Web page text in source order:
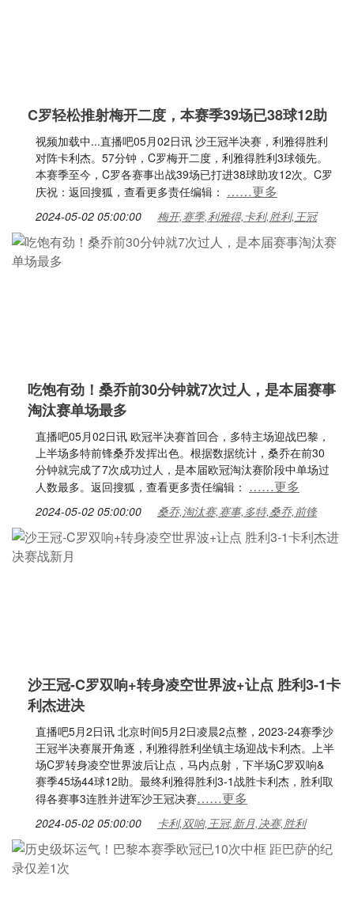
C罗轻松推射梅开二度，本赛季39场已38球12助
视频加载中...直播吧05月02日讯 沙王冠半决赛，利雅得胜利
对阵卡利杰。57分钟，C罗梅开二度，利雅得胜利3球领先。
本赛季至今，C罗各赛事出战39场已打进38球助攻12次。C罗
庆祝：返回搜狐，查看更多责任编辑： ……更多
2024-05-02 05:00:00 梅开,赛季,利雅得,卡利,胜利,王冠
吃饱有劲！桑乔前30分钟就7次过人，是本届赛事
淘汰赛单场最多
直播吧05月02日讯 欧冠半决赛首回合，多特主场迎战巴黎，
上半场多特前锋桑乔发挥出色。根据数据统计，桑乔在前30
分钟就完成了7次成功过人，是本届欧冠淘汰赛阶段中单场过
人数最多。返回搜狐，查看更多责任编辑： ……更多
2024-05-02 05:00:00 桑乔,淘汰赛,赛事,多特,桑乔,前锋
沙王冠-C罗双响+转身凌空世界波+让点 胜利3-1卡
利杰进决
直播吧5月2日讯 北京时间5月2日凌晨2点整，2023-24赛季沙
王冠半决赛展开角逐，利雅得胜利坐镇主场迎战卡利杰。上半
场C罗转身凌空世界波后让点，马内点射，下半场C罗双响&
赛季45场44球12助。最终利雅得胜利3-1战胜卡利杰，胜利取
得各赛事3连胜并进军沙王冠决赛……更多
2024-05-02 05:00:00 卡利,双响,王冠,新月,决赛,胜利